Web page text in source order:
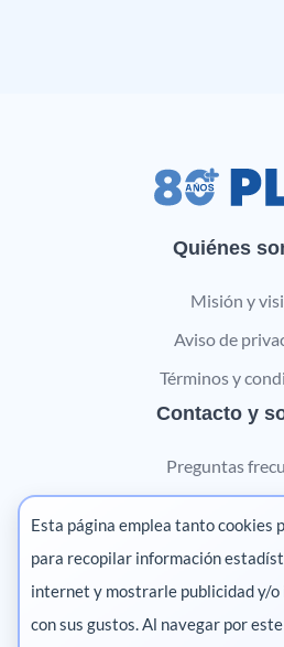
Quiénes
Misión y
Aviso de
Términos y
Contacto y
Preguntas
Marketing
Pharma
Esta página emplea tanto cookies
para recopilar información
internet y mostrarle publicidad y/
con sus gustos. Al navegar por